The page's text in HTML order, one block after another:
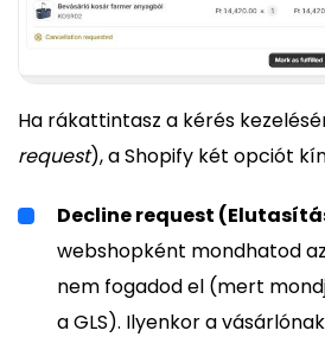
Ha rákattintasz a kérés
request), a Shopify két opciót
Decline request
webshopként mondhatod
nem fogadod el (mert
a GLS). Ilyenkor a